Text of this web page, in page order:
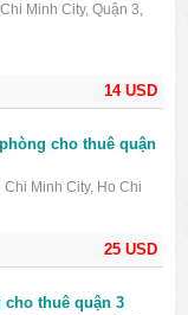
14 USD
Minh City, Quận 3,
25 USD
cho thuê quận
Minh City, Ho Chi
cho thuê quận 3